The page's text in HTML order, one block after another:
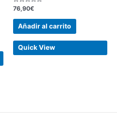
Valorado
con
0
76,90€
Añadir al carrito
Quick View